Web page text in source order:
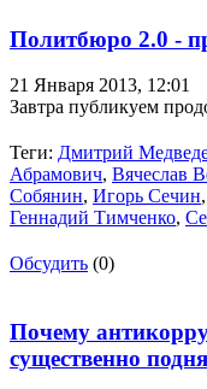
Политбюро 2.0 -
21 Января 2013, 12:01
Завтра публикуем
Теги: Дмитрий
Абрамович, Вячеслав
Собянин, Игорь Сечин,
Геннадий Тимченко,
Обсудить (0)
Почему
существенно